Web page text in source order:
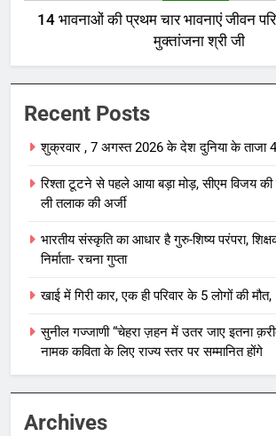
14 भावनाओं की प्रथम चार भावनाएं जीवन
मुक्तांजना श्री जी
Recent Posts
शुक्रवार , 7 अगस्त 2026 के देश दुनिया के ताजा
रिश्ता टूटने से पहले आया बड़ा मोड़, सीएम विजय की
ली तलाक की अर्जी
भारतीय संस्कृति का आधार है गुरु-शिष्य परंपरा,
निर्माता- रचना गुप्ता
खाई में गिरी कार, एक ही परिवार के 5 लोगों की मौत,
सुनील गज्जाणी “चेहरा ज़हन में उतर जाए इतना
नामक कविता के लिए राज्य स्तर पर सम्मानित होंगे
Archives